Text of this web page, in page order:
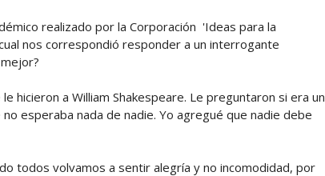
realizado por la Corporación 'Ideas para la
nos correspondió responder a un interrogante
hicieron a William Shakespeare. Le preguntaron si era un
esperaba nada de nadie. Yo agregué que nadie debe
todos volvamos a sentir alegría y no incomodidad, por